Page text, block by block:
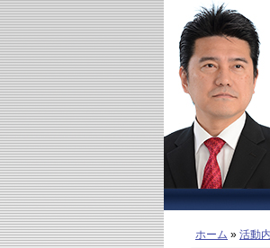
ホーム » 活動